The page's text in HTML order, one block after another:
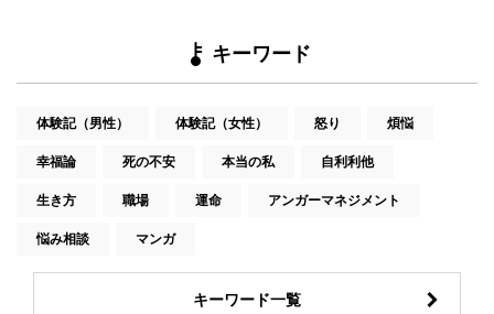
キーワード
体験記（男性） 体験記（女性） 怒り 煩悩
幸福論 死の不安 本当の私 自利利他
生き方 職場 運命 アンガーマネジメント
悩み相談 マンガ
キーワード一覧